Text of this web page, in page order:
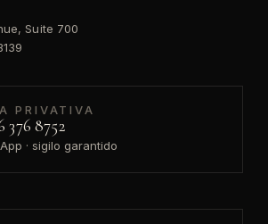
Suite 700
PRIVATIVA
376 8752
· sigilo garantido